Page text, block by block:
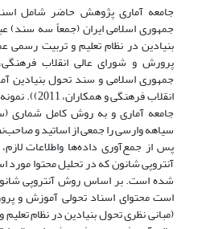
جامعه آماری پژوهش حاضر شامل
جمهوری اسلامی ایران (جمعاً سه سند)
بنیادین در نظام تعلیم و تربیت
جمهوری اسلامی و سند تحول بنیادین
انقلاب
جامعه آماری و به روش کامل شماری
سیاهه وارسی را جمعی از اساتید و
پس از جمع‌آوری داده‌ها واطلاعات
آنتروپی شانون که در تحلیل محتوا مورد
شده است. بر اساس روش آنتروپی
است محتوای اسناد تحولی آموزش و
(مبانی نظری تحول بنیادین در نظام